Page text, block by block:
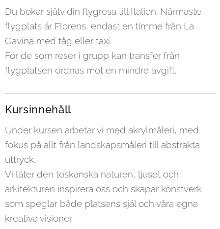
Du bokar själv din flygresa till Italien. Närmaste
flygplats är Florens, endast en timme från La
Gavina med tåg eller taxi.
För de som reser i grupp kan transfer från
flygplatsen ordnas mot en mindre avgift.
Kursinnehåll
Under kursen arbetar vi med akrylmåleri, med
fokus på allt från landskapsmåleri till abstrakta
uttryck.
Vi låter den toskanska naturen, ljuset och
arkitekturen inspirera oss och skapar konstverk
som speglar både platsens själ och våra egna
kreativa visioner.